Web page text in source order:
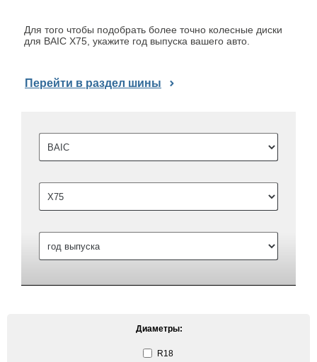
Для того чтобы подобрать более точно колесные диски
для BAIC X75, укажите год выпуска вашего авто.
Перейти в раздел шины
Диаметры:
R18